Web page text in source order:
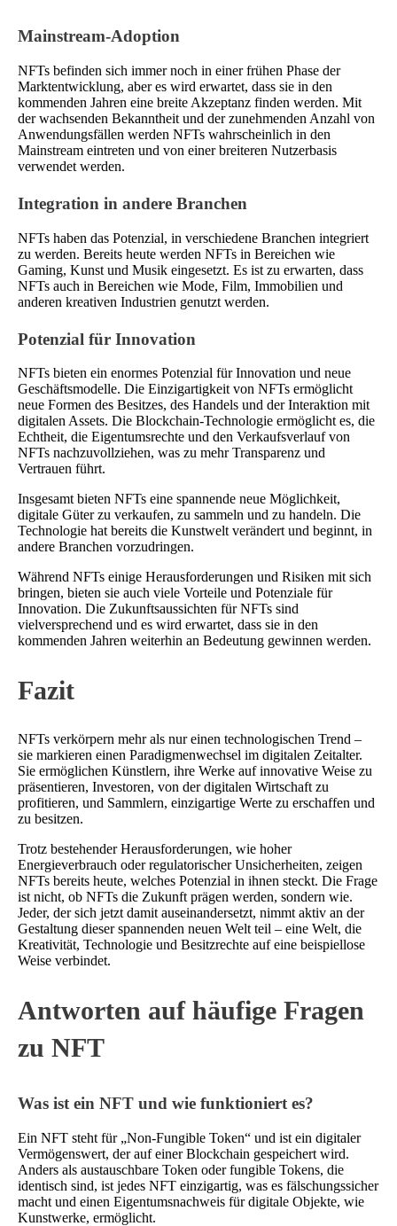
Mainstream-Adoption
NFTs befinden sich immer noch in einer frühen Phase der
Marktentwicklung, aber es wird erwartet, dass sie in den
kommenden Jahren eine breite Akzeptanz finden werden. Mit
der wachsenden Bekanntheit und der zunehmenden Anzahl von
Anwendungsfällen werden NFTs wahrscheinlich in den
Mainstream eintreten und von einer breiteren Nutzerbasis
verwendet werden.
Integration in andere Branchen
NFTs haben das Potenzial, in verschiedene Branchen integriert
zu werden. Bereits heute werden NFTs in Bereichen wie
Gaming, Kunst und Musik eingesetzt. Es ist zu erwarten, dass
NFTs auch in Bereichen wie Mode, Film, Immobilien und
anderen kreativen Industrien genutzt werden.
Potenzial für Innovation
NFTs bieten ein enormes Potenzial für Innovation und neue
Geschäftsmodelle. Die Einzigartigkeit von NFTs ermöglicht
neue Formen des Besitzes, des Handels und der Interaktion mit
digitalen Assets. Die Blockchain-Technologie ermöglicht es, die
Echtheit, die Eigentumsrechte und den Verkaufsverlauf von
NFTs nachzuvollziehen, was zu mehr Transparenz und
Vertrauen führt.
Insgesamt bieten NFTs eine spannende neue Möglichkeit,
digitale Güter zu verkaufen, zu sammeln und zu handeln. Die
Technologie hat bereits die Kunstwelt verändert und beginnt, in
andere Branchen vorzudringen.
Während NFTs einige Herausforderungen und Risiken mit sich
bringen, bieten sie auch viele Vorteile und Potenziale für
Innovation. Die Zukunftsaussichten für NFTs sind
vielversprechend und es wird erwartet, dass sie in den
kommenden Jahren weiterhin an Bedeutung gewinnen werden.
Fazit
NFTs verkörpern mehr als nur einen technologischen Trend –
sie markieren einen Paradigmenwechsel im digitalen Zeitalter.
Sie ermöglichen Künstlern, ihre Werke auf innovative Weise zu
präsentieren, Investoren, von der digitalen Wirtschaft zu
profitieren, und Sammlern, einzigartige Werte zu erschaffen und
zu besitzen.
Trotz bestehender Herausforderungen, wie hoher
Energieverbrauch oder regulatorischer Unsicherheiten, zeigen
NFTs bereits heute, welches Potenzial in ihnen steckt. Die Frage
ist nicht, ob NFTs die Zukunft prägen werden, sondern wie.
Jeder, der sich jetzt damit auseinandersetzt, nimmt aktiv an der
Gestaltung dieser spannenden neuen Welt teil – eine Welt, die
Kreativität, Technologie und Besitzrechte auf eine beispiellose
Weise verbindet.
Antworten auf häufige Fragen
zu NFT
Was ist ein NFT und wie funktioniert es?
Ein NFT steht für „Non-Fungible Token“ und ist ein digitaler
Vermögenswert, der auf einer Blockchain gespeichert wird.
Anders als austauschbare Token oder fungible Tokens, die
identisch sind, ist jedes NFT einzigartig, was es fälschungssicher
macht und einen Eigentumsnachweis für digitale Objekte, wie
Kunstwerke, ermöglicht.